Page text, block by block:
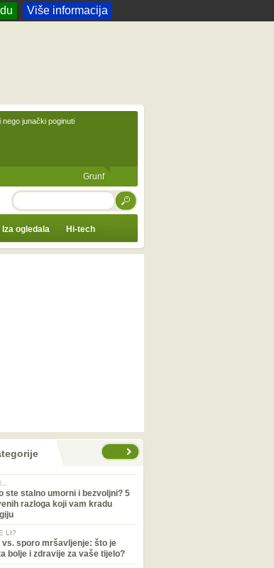
Više informacija
junački poginuti
Grunf
TRAŽI
Iza ogledala Hi-tech
ste stalno umorni i bezvoljni? 5
razloga koji vam kradu
LI?
vs. sporo mršavljenje: što je
bolje i zdravije za vaše tijelo?